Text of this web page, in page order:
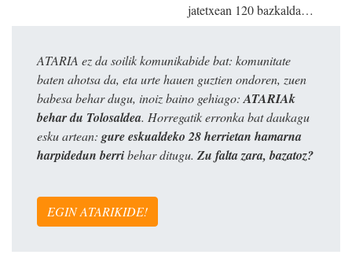
jatetxean 120 bazkalda…
ATARIA ez da soilik komunikabide bat: komunitate
baten ahotsa da, eta urte hauen guztien ondoren, zuen
babesa behar dugu, inoiz baino gehiago: ATARIAk
behar du Tolosaldea. Horregatik erronka bat daukagu
esku artean: gure eskualdeko 28 herrietan hamarna
harpidedun berribehar ditugu. Zu falta zara, bazatoz?
EGIN ATARIKIDE!